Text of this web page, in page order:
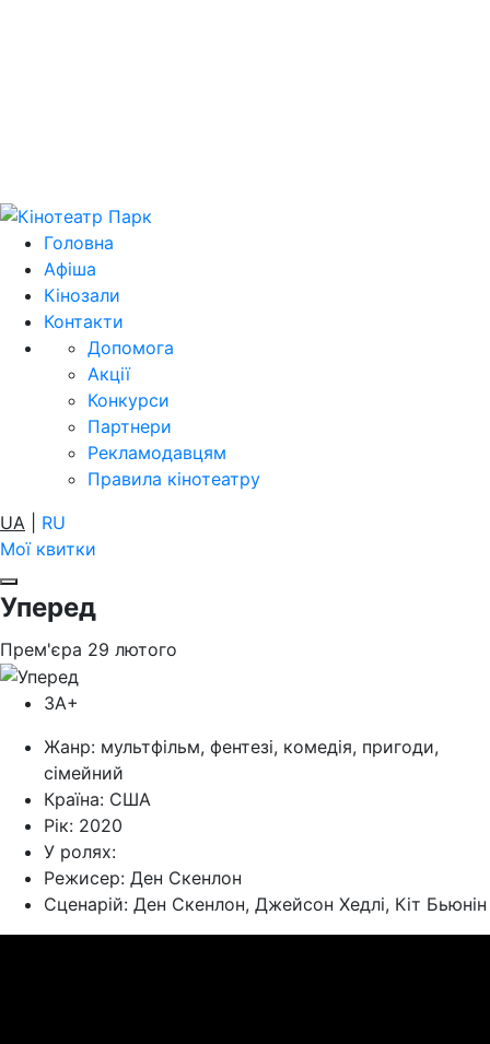
Головна
Афіша
Кінозали
Контакти
Допомога
Акції
Конкурси
Партнери
Рекламодавцям
Правила кінотеатру
UA
RU
Мої квитки
Уперед
Прем'єра 29 лютого
ЗА+
Жанр: мультфільм, фентезі, комедія, пригоди,
сімейний
Країна: США
Рік: 2020
У ролях:
Режисер: Ден Скенлон
Cценарій: Ден Скенлон, Джейсон Хедлі, Кіт Бьюнін